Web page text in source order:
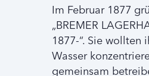
Im Februar 1877
„BREMER
1877-“. Sie
Wasser
gemeinsam